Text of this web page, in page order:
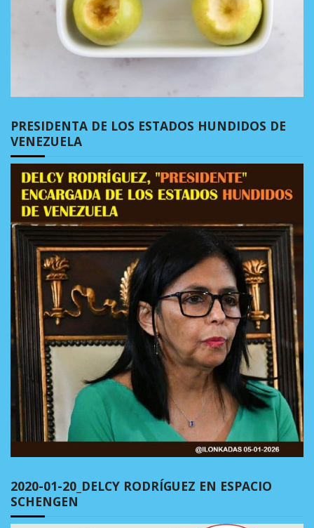
PRESIDENTA DE LOS ESTADOS HUNDIDOS DE
VENEZUELA
2020-01-20_DELCY RODRÍGUEZ EN ESPACIO
SCHENGEN